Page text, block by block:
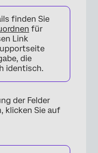
finden Sie
für
Link
die
identisch.
der Felder
klicken Sie auf